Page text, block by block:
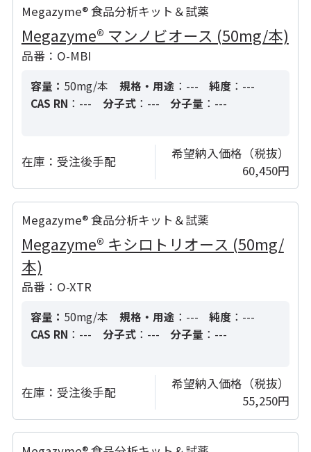
Megazyme® 食品分析キット＆試薬
Megazyme® マンノビオース (50mg/本)
品番：O-MBI
容量： 50mg/本 規格・用途 ：--- 純度 ：---
CAS RN ：--- 分子式：--- 分子量 ：---
在庫： 受注後手配
希望納入価格（税抜）
60,450円
Megazyme® 食品分析キット＆試薬
Megazyme® キシロトリオース (50mg/
本)
品番：O-XTR
容量： 50mg/本 規格・用途 ：--- 純度 ：---
CAS RN ：--- 分子式：--- 分子量 ：---
在庫： 受注後手配
希望納入価格（税抜）
55,250円